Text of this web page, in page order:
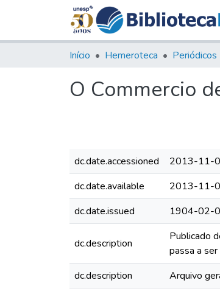
Início Hemeroteca
O Commercio
dc.date.accessioned
2013-11-
dc.date.available
2013-11-
dc.date.issued
1904-02-
dc.description
Publicado
passa a
dc.description Arquivo